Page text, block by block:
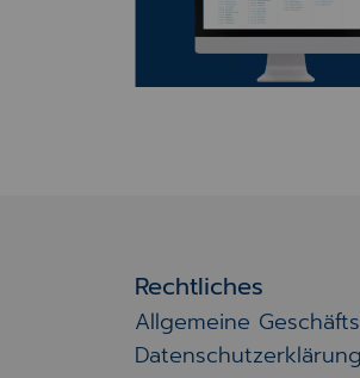
Rechtliches
Allgemeine
Datenschutzerklärung